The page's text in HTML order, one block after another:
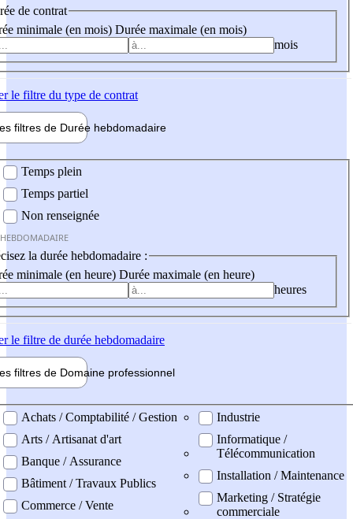
de contrat
minimale (en mois) Durée maximale (en mois)
mois
le filtre du type de contrat
filtres de Durée hebdomadaire
Temps plein
Temps partiel
Non renseignée
la durée hebdomadaire :
minimale (en heure) Durée maximale (en heure)
heures
le filtre de durée hebdomadaire
filtres de Domaine professionnel
professionel
Achats / Comptabilité / Gestion
Arts / Artisanat d'art
Banque / Assurance
Bâtiment / Travaux Publics
Commerce / Vente
Industrie
Informatique /
Télécommunication
Installation / Maintenance
Marketing / Stratégie
commerciale